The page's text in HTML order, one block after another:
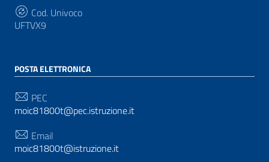
Cod. Univoco
UFTVX9
POSTA ELETTRONICA
PEC
moic81800t@pec.istruzione.it
Email
moic81800t@istruzione.it